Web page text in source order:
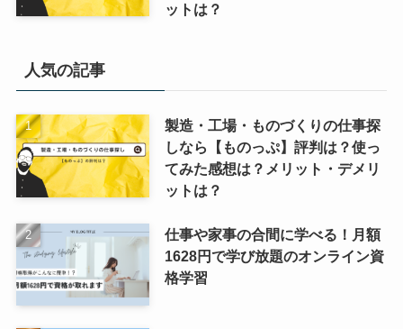
ットは？
人気の記事
製造・工場・ものづくりの仕事探
しなら【ものっぷ】評判は？使っ
てみた感想は？メリット・デメリ
ットは？
仕事や家事の合間に学べる！月額
1628円で学び放題のオンライン資
格学習